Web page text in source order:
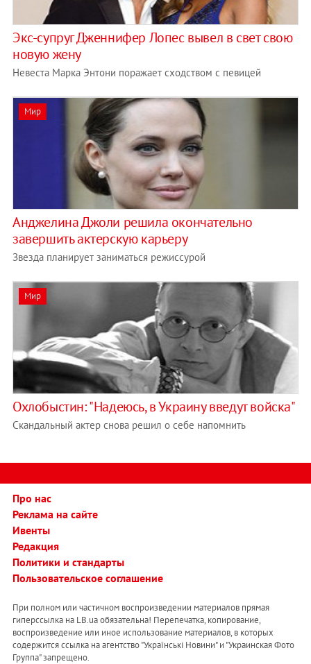
Экс-супруг Дженнифер Лопес вывел в свет свою
новую жену
Невеста Марка Энтони поражает сходством с певицей
Мир
Анджелина Джоли решила окончательно
завершить актерскую карьеру
Звезда планирует заниматься режиссурой
Мир
Охлобыстин: "Надеюсь, в Украину введут войска"
Скандальный актер снова решил о себе напомнить
Про нас
Реклама на сайте
Ивенты
Редакция
Политики и стандарты
Пользовательское соглашение
При полном или частичном воспроизведении материалов прямая
гиперссылка на LB.ua обязательна! Перепечатка, копирование,
воспроизведение или иное использование материалов, в которых
содержится ссылка на агентство "Українськi Новини" и "Украинская Фото
Группа" запрещено.